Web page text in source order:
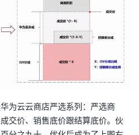
为云云商店严选系列：严选商
交价、销售底价跟结算底价。伙